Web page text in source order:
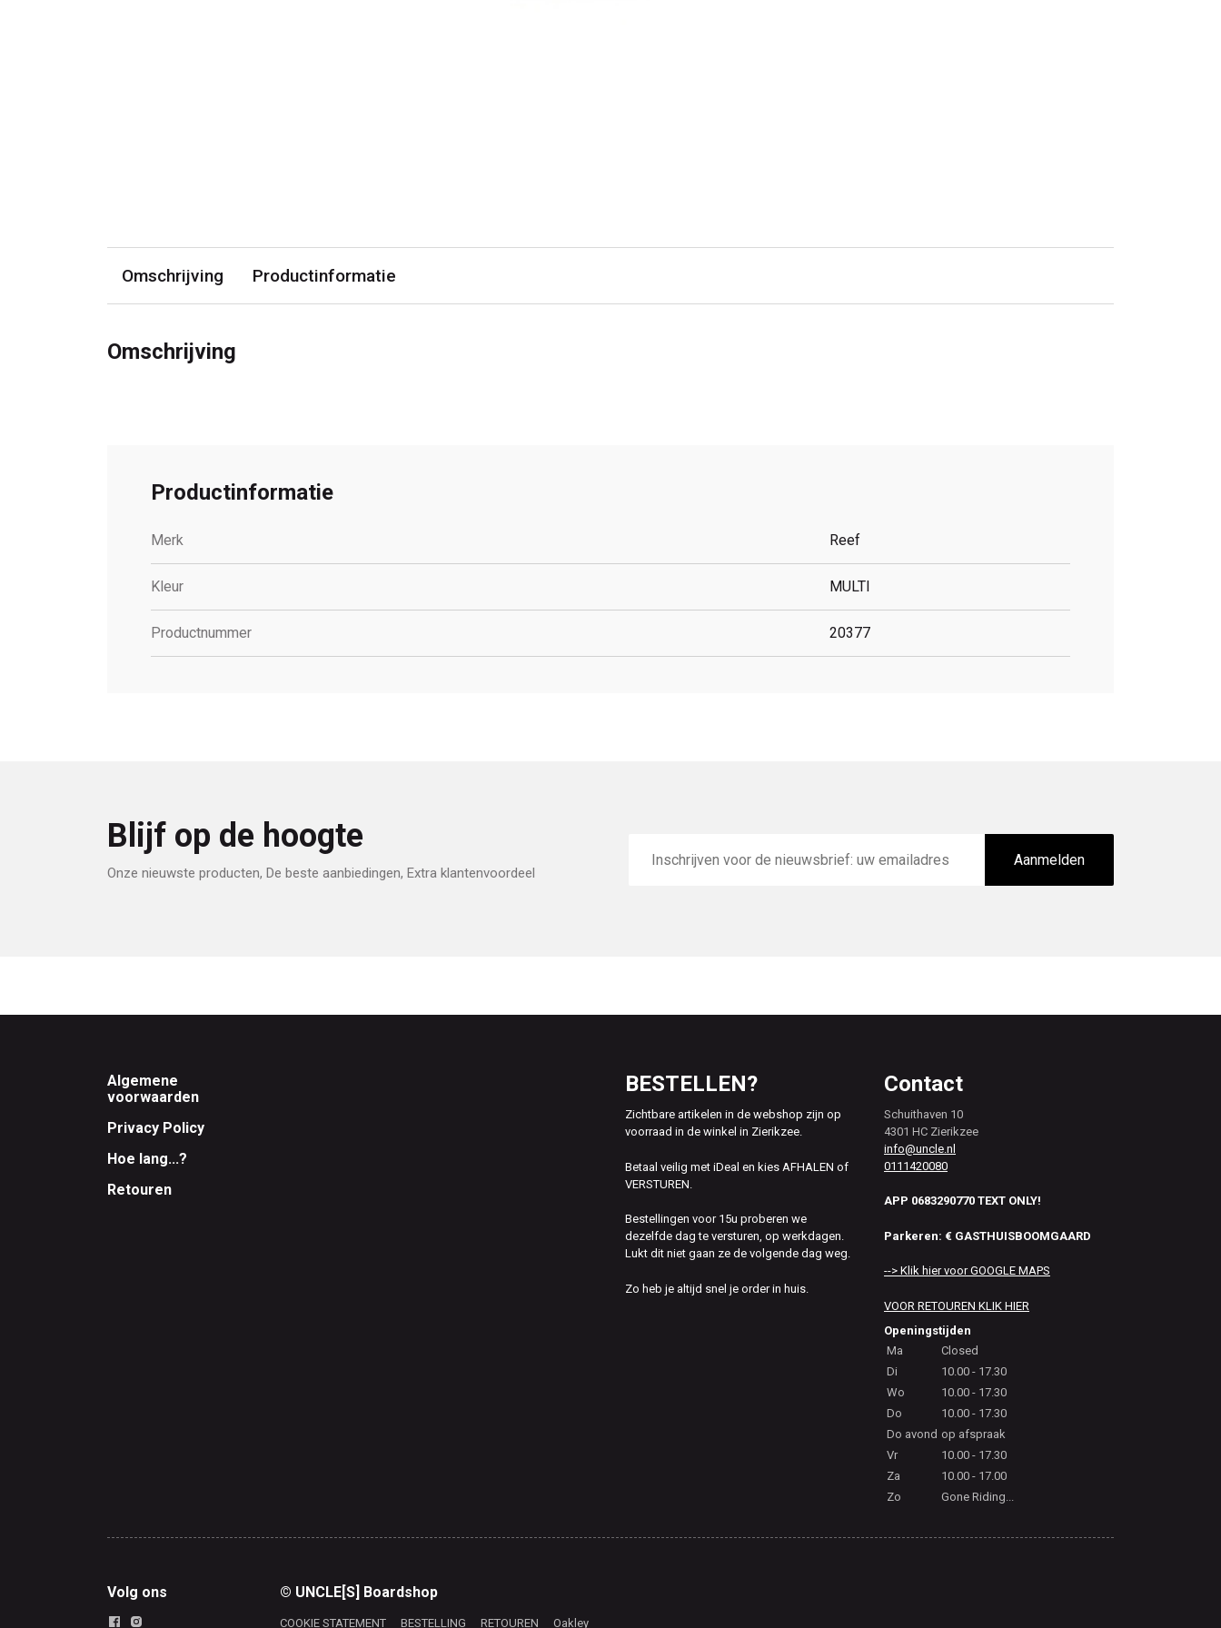
Omschrijving Productinformatie
Omschrijving
Productinformatie
Merk Reef
Kleur MULTI
Productnummer 20377
Blijf op de hoogte
Onze nieuwste producten, De beste aanbiedingen, Extra klantenvoordeel
mailadres
Aanmelden
Footer
Algemene
voorwaarden
Privacy Policy
Hoe lang...?
Retouren
BESTELLEN?
Zichtbare artikelen in de webshop zijn op
voorraad in de winkel in Zierikzee.
Betaal veilig met iDeal en kies AFHALEN of
VERSTUREN.
Bestellingen voor 15u proberen we
dezelfde dag te versturen, op werkdagen.
Lukt dit niet gaan ze de volgende dag weg.
Zo heb je altijd snel je order in huis.
Contact
Schuithaven 10
4301 HC Zierikzee
info@uncle.nl
0111420080
APP 0683290770 TEXT ONLY!
Parkeren: € GASTHUISBOOMGAARD
--> Klik hier voor GOOGLE MAPS
VOOR RETOUREN KLIK HIER
Openingstijden
Ma
Closed
Di
10.00 - 17.30
Wo
10.00 - 17.30
Do
10.00 - 17.30
Do avond op afspraak
Vr
10.00 - 17.30
Za
10.00 - 17.00
Zo
Gone Riding...
Volg ons © UNCLE[S] Boardshop
COOKIE STATEMENT BESTELLING RETOUREN Oakley